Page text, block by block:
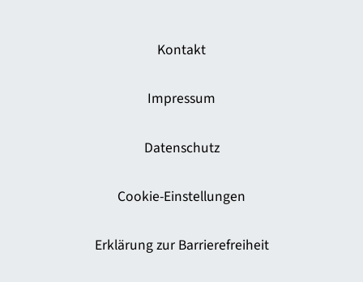
Kontakt
Impressum
Datenschutz
Cookie-Einstellungen
Erklärung zur Barrierefreiheit